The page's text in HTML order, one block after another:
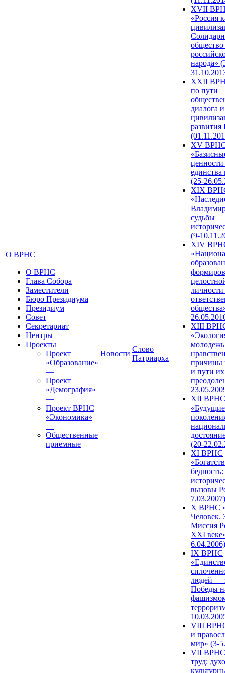
О ВРНС
О ВРНС
Глава Собора
Заместители
Бюро Президиума
Президиум
Совет
Секретариат
Центры
Проекты
Проект
«Образование»
—
Проект
«Демография»
—
Проект ВРНС
«Экономика»
—
Общественные
приемные
Новости
Слово
Патриарха
XVII
«Россия
народа»
XXII
по пути
диалога и
развития
XV
единства
(25-
XIX
судьбы
(9-
XIV
XIII
причины
и пути их
XII ВРНС
«Будущие
(20-
XI ВРНС
бедность:
вызовы
7.03.2007)
X ВРНС
Человек.
Миссия
XXI
6.04.2006)
IX ВРНС
людей —
Победы
VIII
и
мир» (3-
VII ВРНС
труд: